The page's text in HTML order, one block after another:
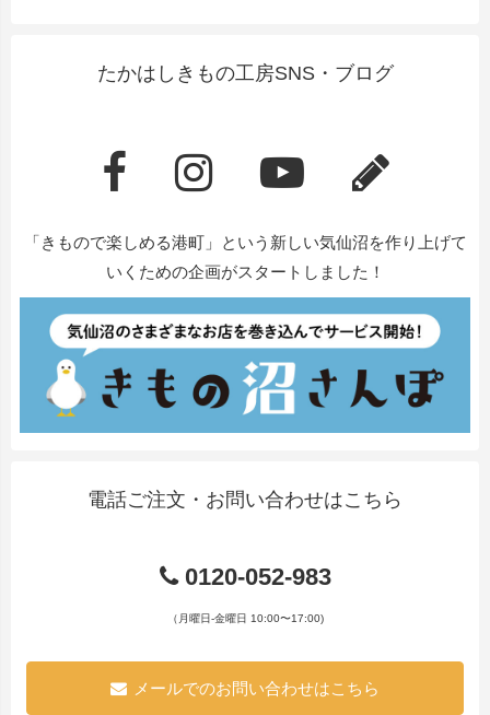
たかはしきもの工房SNS・ブログ
「きもので楽しめる港町」という新しい気仙沼を作り上げて
いくための企画がスタートしました！
電話ご注文・お問い合わせはこちら
0120-052-983
（月曜日-金曜日 10:00〜17:00)
メールでのお問い合わせはこちら